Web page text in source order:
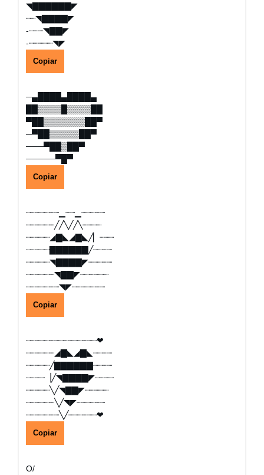
◥▇▇▇▇▇▇◤
┈┈◥▇▇▇▇◤
-┈┈┈◥▇▇◤
-┈┈┈┈┈◥◤
Copiar
─▄████▄████▄
██▒▒▒▒█▒▒▒▒██
▀██▒▒▒▒▒▒▒██▀
─▀██▒▒▒▒▒██▀
───▀██▒██▀
─────▀█▀
Copiar
┈┈┈┈┈┈┈▁┈┈▁┈┈┈┈┈
┈┈┈┈┈┈╱╱╲╱╱╲┈┈┈┈
┈┈┈┈┈◢▇◣◢▇◣╱▏┈┈┈
┈┈┈┈┈▇▇▇▇▇▇╱┈┈┈┈
┈┈┈┈┈◥▇▇▇▇◤┈┈┈┈┈
┈┈┈┈┈┈◥▇▇◤┈┈┈┈┈┈
┈┈┈┈┈┈┈◥◤┈┈┈┈┈┈┈
Copiar
┈┈┈┈┈┈┈┈┈┈┈┈┈┈┈❤
┈┈┈┈┈┈◢▇◣◢▇◣┈┈┈┈
┈┈┈┈┈╱▇▇▇▇▇▇┈┈┈┈
┈┈┈┈▕╱◥▇▇▇▇◤┈┈┈┈
┈┈┈┈┈╲╱◥▇▇◤┈┈┈┈┈
┈┈┈┈┈┈╲╱◥◤┈┈┈┈┈┈
┈┈┈┈┈┈┈╲╱┈┈┈┈┈┈❤
Copiar
O/